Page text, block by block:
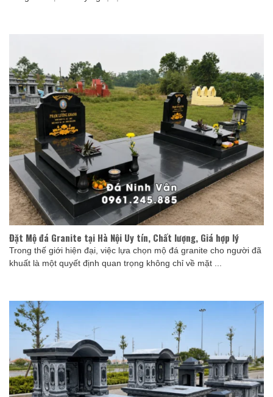
Đặt Mộ đá Granite tại Hà Nội Uy tín, Chất lượng, Giá hợp lý
Trong thế giới hiện đại, việc lựa chọn mộ đá granite cho người đã
khuất là một quyết định quan trọng không chỉ về mặt ...